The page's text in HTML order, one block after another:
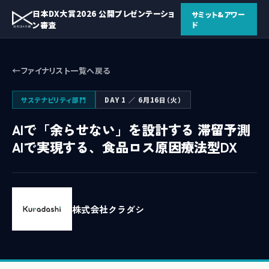
日本DX大賞2026 公開プレゼンテーショ
ン審査
サミット&アワー
ド
ファイナリスト一覧へ戻る
サステナビリティ部門 DAY 1 ／ 6月16日（火）
AIで「余らせない」を設計する 滞留予測
AIで実現する、食品ロス原因療法型DX
株式会社クラダシ